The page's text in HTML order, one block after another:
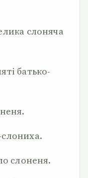
слоняча
батько-
слоненя.